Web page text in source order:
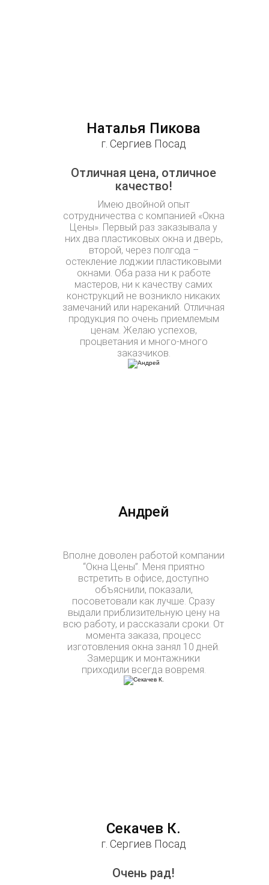
Наталья Пикова
г. Сергиев Посад
Отличная цена, отличное
качество!
Имею двойной опыт
сотрудничества с компанией «Окна
Цены». Первый раз заказывала у
них два пластиковых окна и дверь,
второй, через полгода –
остекление лоджии пластиковыми
окнами. Оба раза ни к работе
мастеров, ни к качеству самих
конструкций не возникло никаких
замечаний или нареканий. Отличная
продукция по очень приемлемым
ценам. Желаю успехов,
процветания и много-много
заказчиков.
Андрей
Вполне доволен работой компании
“Окна Цены”. Меня приятно
встретить в офисе, доступно
объяснили, показали,
посоветовали как лучше. Сразу
выдали приблизительную цену на
всю работу, и рассказали сроки. От
момента заказа, процесс
изготовления окна занял 10 дней.
Замерщик и монтажники
приходили всегда вовремя.
Секачев К.
г. Сергиев Посад
Очень рад!